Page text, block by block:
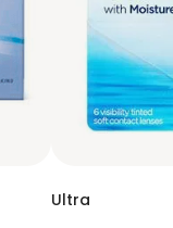
Ultra